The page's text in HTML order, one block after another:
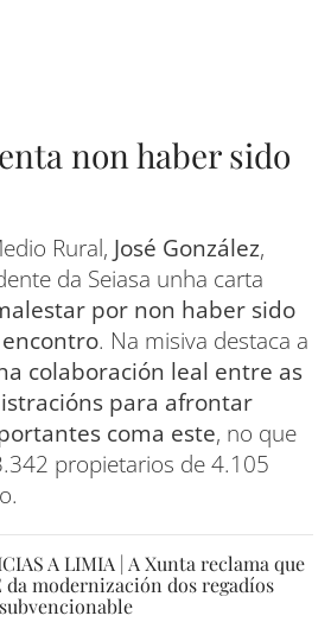
non haber sido
Rural, José González,
da Seiasa unha carta
por non haber sido
. Na misiva destaca a
colaboración leal entre as
para afrontar
coma este, no que
propietarios de 4.105
A LIMIA | A Xunta reclama que
da modernización dos regadíos